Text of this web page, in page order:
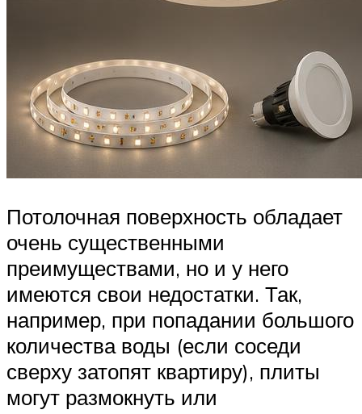
Потолочная поверхность обладает
очень существенными
преимуществами, но и у него
имеются свои недостатки. Так,
например, при попадании большого
количества воды (если соседи
сверху затопят квартиру), плиты
могут размокнуть или